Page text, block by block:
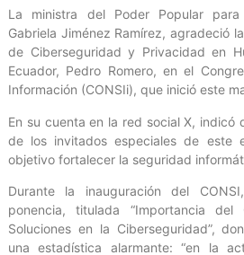
La ministra del Poder Popular
Gabriela Jiménez Ramírez, agradeció
de Ciberseguridad y Privacidad en
Ecuador, Pedro Romero, en el
Información (CONSIi), que inició este
En su cuenta en la red social X, indicó
de los invitados especiales de este
objetivo fortalecer la seguridad
Durante la inauguración del
ponencia, titulada “Importancia
Soluciones en la Ciberseguridad”,
una estadística alarmante: “en la